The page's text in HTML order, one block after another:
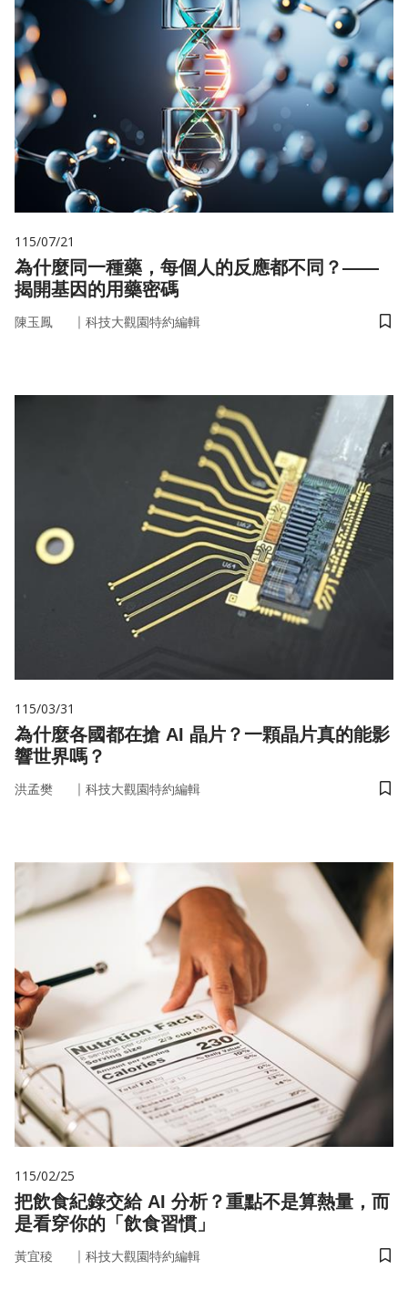
115/07/21
為什麼同一種藥，每個人的反應都不同？——
揭開基因的用藥密碼
陳玉鳳 ｜ 科技大觀園特約編輯
儲
115/03/31
為什麼各國都在搶 AI 晶片？一顆晶片真的能影
響世界嗎？
洪孟樊 ｜ 科技大觀園特約編輯
儲
115/02/25
把飲食紀錄交給 AI 分析？重點不是算熱量，而
是看穿你的「飲食習慣」
黃宜稜 ｜ 科技大觀園特約編輯
儲